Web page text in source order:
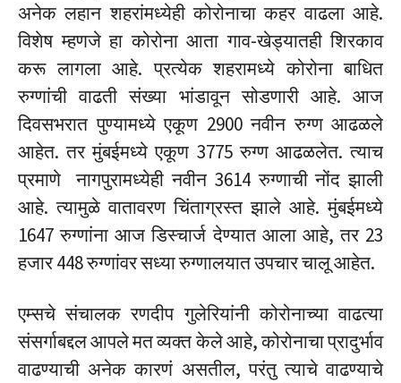
अनेक लहान शहरांमध्येही कोरोनाचा कहर वाढला आहे.
विशेष म्हणजे हा कोरोना आता गाव-खेड्यातही शिरकाव
करू लागला आहे. प्रत्येक शहरामध्ये कोरोना बाधित
रुग्णांची वाढती संख्या भांडावून सोडणारी आहे. आज
दिवसभरात पुण्यामध्ये एकूण 2900 नवीन रुग्ण आढळले
आहेत. तर मुंबईमध्ये एकूण 3775 रुग्ण आढळलेत. त्याच
प्रमाणे नागपुरामध्येही नवीन 3614 रुग्णाची नोंद झाली
आहे. त्यामुळे वातावरण चिंताग्रस्त झाले आहे. मुंबईमध्ये
1647 रुग्णांना आज डिस्चार्ज देण्यात आला आहे, तर 23
हजार 448 रुग्णांवर सध्या रुग्णालयात उपचार चालू आहेत.
एम्सचे संचालक रणदीप गुलेरियांनी कोरोनाच्या वाढत्या
संसर्गाबद्दल आपले मत व्यक्त केले आहे, कोरोनाचा प्रादुर्भाव
वाढण्याची अनेक कारणं असतील, परंतु त्याचे वाढण्याचे